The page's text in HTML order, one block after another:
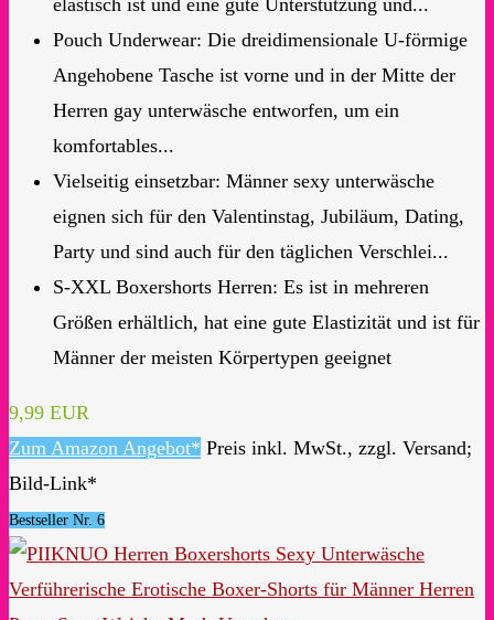
Pouch Underwear: Die dreidimensionale U-förmige
Angehobene Tasche ist vorne und in der Mitte der
Herren gay unterwäsche entworfen, um ein
komfortables...
Vielseitig einsetzbar: Männer sexy unterwäsche
eignen sich für den Valentinstag, Jubiläum, Dating,
Party und sind auch für den täglichen Verschlei...
S-XXL Boxershorts Herren: Es ist in mehreren
Größen erhältlich, hat eine gute Elastizität und ist für
Männer der meisten Körpertypen geeignet
9,99 EUR
Zum Amazon Angebot* Preis inkl. MwSt., zzgl. Versand;
Bild-Link*
Bestseller Nr. 6